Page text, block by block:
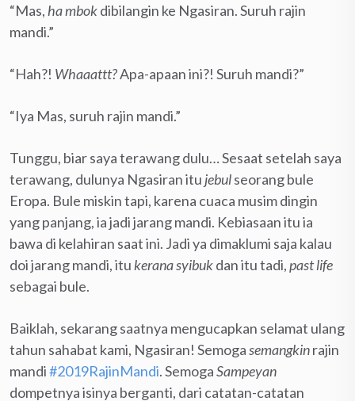
“Mas, ha mbokdibilangin ke Ngasiran. Suruh rajin
mandi.”
“Hah?! Whaaattt?Apa-apaan ini?! Suruh mandi?”
“Iya Mas, suruh rajin mandi.”
Tunggu, biar saya terawang dulu… Sesaat setelah saya
terawang, dulunya Ngasiran itu jebulseorang bule
Eropa. Bule miskin tapi, karena cuaca musim dingin
yang panjang, ia jadi jarang mandi. Kebiasaan itu ia
bawa di kelahiran saat ini. Jadi ya dimaklumi saja kalau
doi jarang mandi, itu kerana syibukdan itu tadi,past life
sebagai bule.
Baiklah, sekarang saatnya mengucapkan selamat ulang
tahun sahabat kami, Ngasiran! Semogasemangkinrajin
mandi#2019RajinMandi. SemogaSampeyan
dompetnya isinya berganti, dari catatan-catatan